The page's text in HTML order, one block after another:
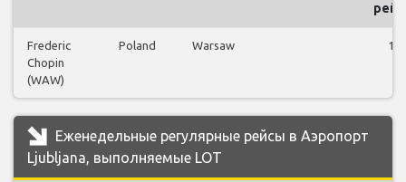
Frederic
Chopin
(WAW)
Poland Warsaw 16
Еженедельные регулярные рейсы в Аэропорт
Ljubljana, выполняемые LOT